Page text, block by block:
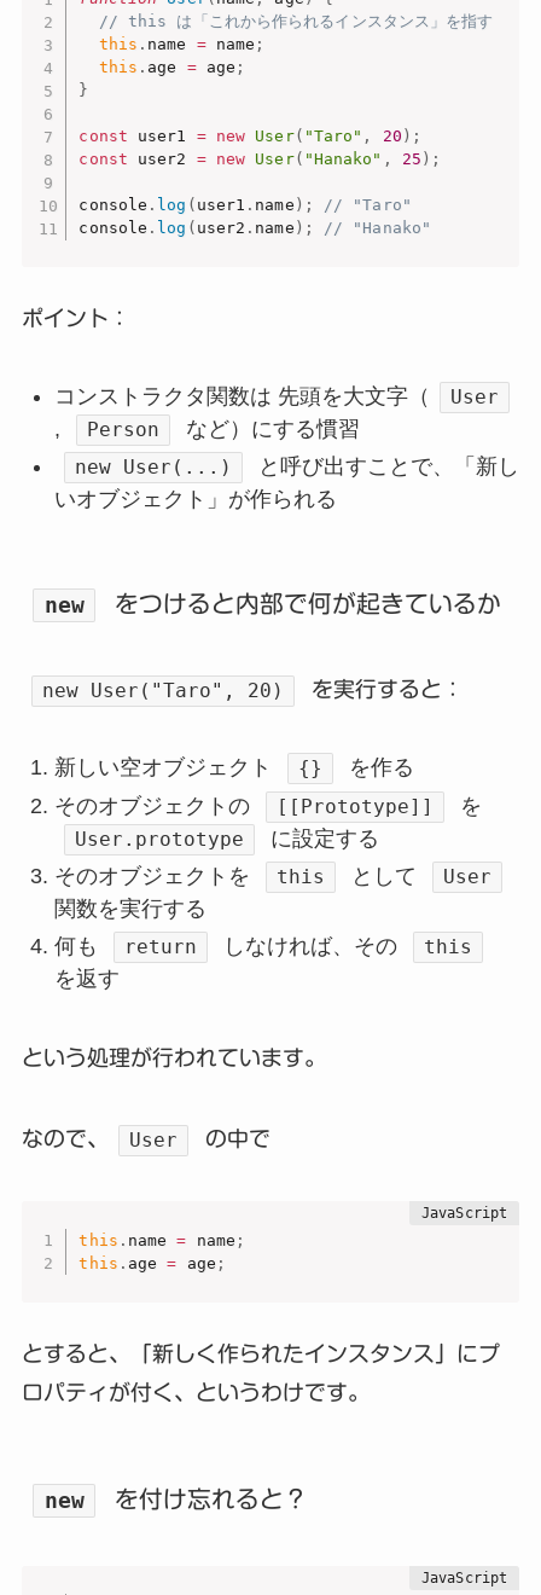
// this は「これから作られるインスタンス」を指す
this . name = name ;
this . age = age ;
}
const user1 = new User( "Taro" , 20 ) ;
const user2 = new User( "Hanako" , 25 ) ;
console . log ( user1 . name ) ;
// "Taro"
console . log ( user2 . name ) ; // "Hanako"
ポイント：
コンストラクタ関数は 先頭を大文字（ User
, Person など）にする慣習
new User(...)
と呼び出すことで、「新し
いオブジェクト」が作られる
new をつけると内部で何が起きているか
new User("Taro", 20) を実行すると：
新しい空オブジェクト {}
を作る
そのオブジェクトの
[[Prototype]] を
User.prototype
に設定する
そのオブジェクトを
this として User
関数を実行する
何も
return しなければ、その this
を返す
という処理が行われています。
なので、 User の中で
this . name = name ;
this . age = age ;
とすると、「新しく作られたインスタンス」にプ
ロパティが付く、というわけです。
new を付け忘れると？